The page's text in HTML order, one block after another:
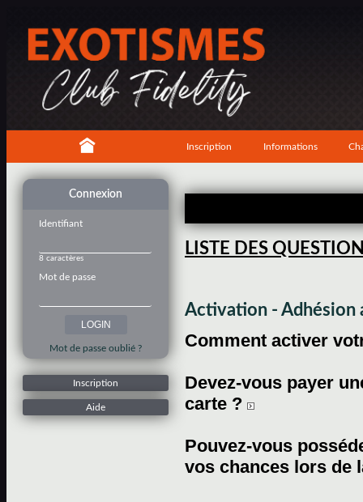
Inscription Informations
Connexion
Identifiant
8 caractères
Mot de passe
Mot de passe oublié ?
Inscription
Aide
LISTE DES
Activation - Adhésion
Comment activer
Devez-vous payer
carte ?
Pouvez-vous
vos chances lors de